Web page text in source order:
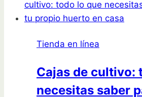
plantas:
Descubre
mejores
de
riego
Tienda en línea
Cajas de cultivo:
necesitas saber